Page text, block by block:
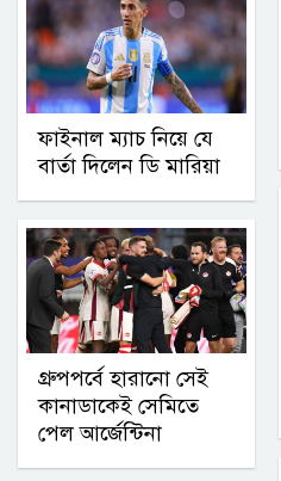
ফাইনাল ম্যাচ নিয়ে যে
বার্তা দিলেন ডি মারিয়া
গ্রুপপর্বে হারানো সেই
কানাডাকেই সেমিতে
পেল আর্জেন্টিনা